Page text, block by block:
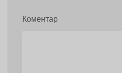
Коментар